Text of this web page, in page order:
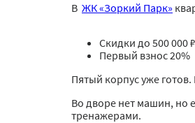
В ЖК «Зоркий Парк»
Скидки до 500 000 ₽
Первый взнос 20%
Пятый корпус уже
Во дворе нет машин, но
тренажерами.